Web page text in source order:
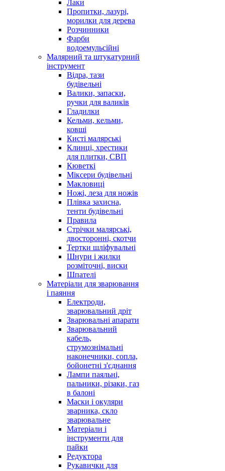
Лаки
Пропитки, лазурі,
морилки для дерева
Розчинники
Фарби
водоемульсійні
Малярний та штукатурний
інструмент
Відра, тази
будівельні
Валики, запаски,
ручки для валиків
Гладилки
Кельми, кельми,
ковші
Кисті малярські
Клинці, хрестики
для плитки, СВП
Кюветкі
Міксери будівельні
Макловиці
Ножі, леза для ножів
Плівка захисна,
тенти будівельні
Правила
Стрічки малярські,
двосторонні, скотчи
Тертки шліфувальні
Шнури і жилки
розміточні, виски
Шпателі
Матеріали для зварювання
і паяння
Електроди,
зварювальний дріт
Зварювальні апарати
Зварювальний
кабель,
струмознімальні
наконечники, сопла,
бойонетні з'єднання
Лампи паяльні,
пальники, різаки, газ
в балоні
Маски і окуляри
зварника, скло
зварювальне
Матеріали і
інструменти для
пайки
Редуктора
Рукавички для